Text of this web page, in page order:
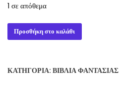
1 σε απόθεμα
THE
DAY
-
Προσθήκη στο καλάθι
ΚΑΤΗΓΟΡΊΑ: ΒΙΒΛΊΑ ΦΑΝΤΑΣΊΑΣ